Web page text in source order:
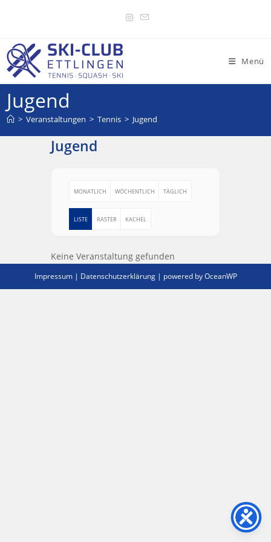
Menü
Jugend
> Veranstaltungen > Tennis > Jugend
Jugend
MONATLICH WÖCHENTLICH TÄGLICH
LISTE RASTER KACHEL
Keine Veranstaltung gefunden
Impressum| Datenschutzerklärung| powered by OceanWP